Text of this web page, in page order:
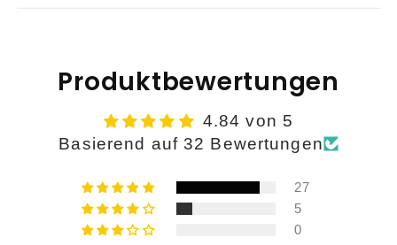
Produktbewertungen
4.84 von 5
Basierend auf 32 Bewertungen
27
5
0